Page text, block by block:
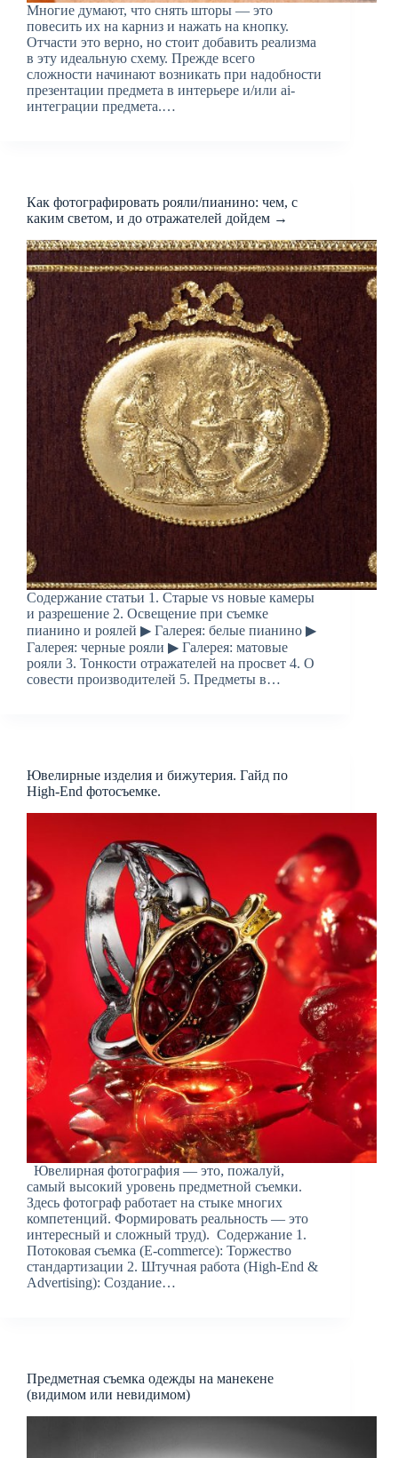
Многие думают, что снять шторы — это
повесить их на карниз и нажать на кнопку.
Отчасти это верно, но стоит добавить реализма
в эту идеальную схему. Прежде всего
сложности начинают возникать при надобности
презентации предмета в интерьере и/или ai-
интеграции предмета.…
Как фотографировать рояли/пианино: чем, с
каким светом, и до отражателей дойдем →
Содержание статьи 1. Старые vs новые камеры
и разрешение 2. Освещение при съемке
пианино и роялей ▶ Галерея: белые пианино ▶
Галерея: черные рояли ▶ Галерея: матовые
рояли 3. Тонкости отражателей на просвет 4. О
совести производителей 5. Предметы в…
Ювелирные изделия и бижутерия. Гайд по
High-End фотосъемке.
Ювелирная фотография — это, пожалуй,
самый высокий уровень предметной съемки.
Здесь фотограф работает на стыке многих
компетенций. Формировать реальность — это
интересный и сложный труд). Содержание 1.
Потоковая съемка (E-commerce): Торжество
стандартизации 2. Штучная работа (High-End &
Advertising): Создание…
Предметная съемка одежды на манекене
(видимом или невидимом)